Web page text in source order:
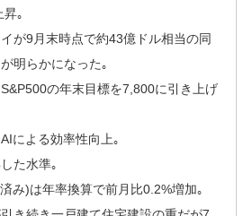
｡
が9月末時点で約43億ドル相当の同
明らかになった｡
の年末目標を7,800に引き上げ
による効率性向上｡
た水準｡
み)は年率換算で前月比0.2%増加｡